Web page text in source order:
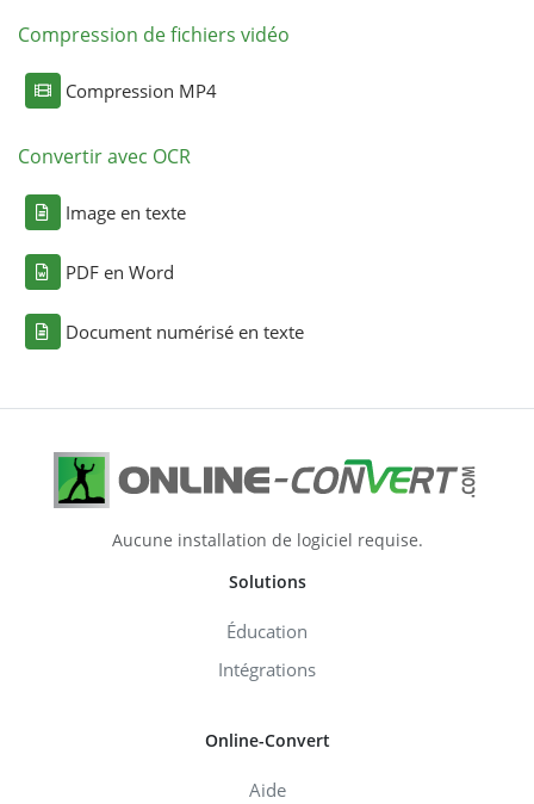
Compression de fichiers vidéo
Compression MP4
Convertir avec OCR
Image en texte
PDF en Word
Document numérisé en texte
Aucune installation de logiciel requise.
Solutions
Éducation
Intégrations
Online-Convert
Aide